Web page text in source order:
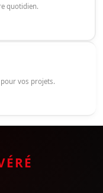
quotidien.
vos projets.